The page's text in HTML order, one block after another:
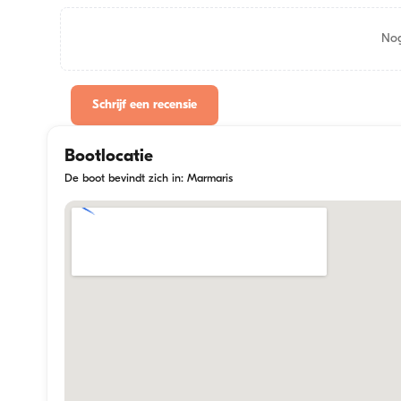
Schrijf een recensie
Bootlocatie
De boot bevindt zich in: Marmaris